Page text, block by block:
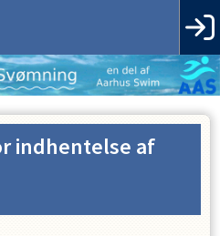
indhentelse af